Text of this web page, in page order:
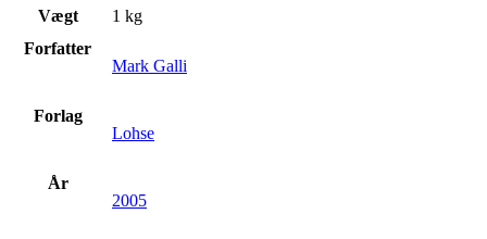
Vægt
1 kg
Forfatter
Mark Galli
Forlag
Lohse
År
2005